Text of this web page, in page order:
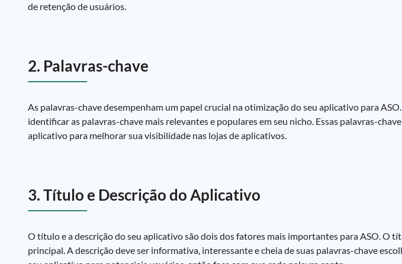
de retenção de usuários.
2. Palavras-chave
As palavras-chave desempenham um papel crucial na otimização do seu aplicativo para
identificar as palavras-chave mais relevantes e populares em seu nicho. Essas palavras-
aplicativo para melhorar sua visibilidade nas lojas de aplicativos.
3. Título e Descrição do Aplicativo
O título e a descrição do seu aplicativo são dois dos fatores mais importantes para ASO. O
principal. A descrição deve ser informativa, interessante e cheia de suas palavras-chave